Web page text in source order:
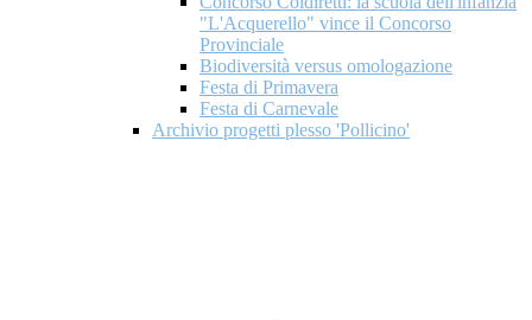
"L'Acquerello" vince il Concorso
Provinciale
Biodiversità versus omologazione
Festa di Primavera
Festa di Carnevale
Archivio progetti plesso 'Pollicino'